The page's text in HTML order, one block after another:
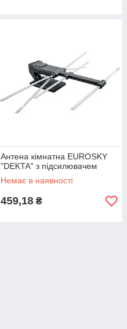
Антена кімнатна EUROSKY
"DEKTA" з підсилювачем
Немає в наявності
459,18 ₴